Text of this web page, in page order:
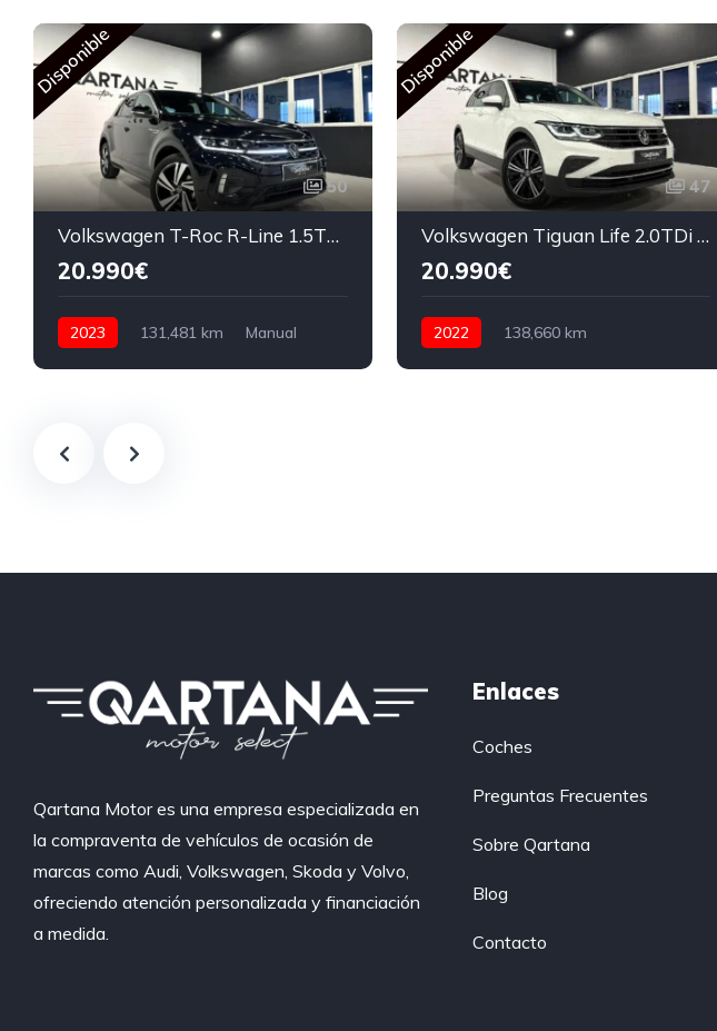
Disponible
50
Volkswagen T-Roc R-Line 1.5TSi 150cv 2023
20.990€
2023 131,481 km
Manual
Disponible
47
Volkswagen Tiguan Life 2.0TDi 150cv DSG7 2022
20.990€
2022
138,660 km
Qartana Motor es una empresa especializada en
la compraventa de vehículos de ocasión de
marcas como Audi, Volkswagen, Skoda y Volvo,
ofreciendo atención personalizada y financiación
a medida.
Enlaces
Coches
Preguntas Frecuentes
Sobre Qartana
Blog
Contacto